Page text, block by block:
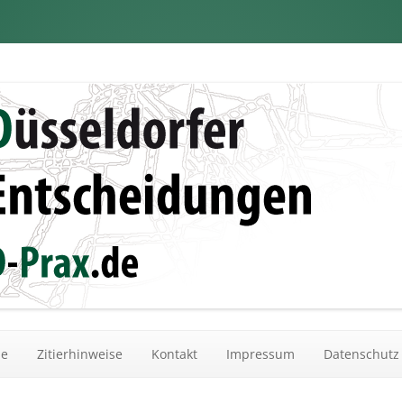
Zitierhinweise Kontakt Impressum Datenschutz